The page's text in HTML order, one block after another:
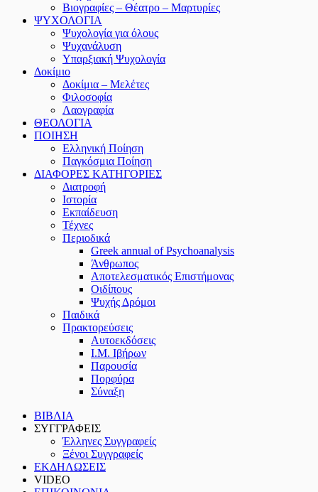
Βιογραφίες – Θέατρο – Μαρτυρίες
ΨΥΧΟΛΟΓΙΑ
Ψυχολογία για όλους
Ψυχανάλυση
Υπαρξιακή Ψυχολογία
Δοκίμιο
Δοκίμια – Μελέτες
Φιλοσοφία
Λαογραφία
ΘΕΟΛΟΓΙΑ
ΠΟΙΗΣΗ
Ελληνική Ποίηση
Παγκόσμια Ποίηση
ΔΙΑΦΟΡΕΣ ΚΑΤΗΓΟΡΙΕΣ
Διατροφή
Ιστορία
Εκπαίδευση
Τέχνες
Περιοδικά
Greek annual of Psychoanalysis
Άνθρωπος
Αποτελεσματικός Επιστήμονας
Οιδίπους
Ψυχής Δρόμοι
Παιδικά
Πρακτoρεύσεις
Αυτοεκδόσεις
Ι.Μ. Ιβήρων
Παρουσία
Πορφύρα
Σύναξη
ΒΙΒΛΙΑ
ΣΥΓΓΡΑΦΕΙΣ
Έλληνες Συγγραφείς
Ξένοι Συγγραφείς
ΕΚΔΗΛΩΣΕΙΣ
VIDEO